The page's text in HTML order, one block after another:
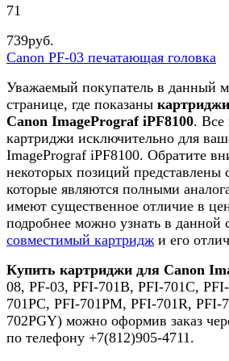
71
739руб.
Canon PF-03 печатающая головка
Уважаемый покупатель в данный
странице, где показаны
Canon ImagePrograf iPF8100. Все
картриджи исключительно для
ImagePrograf iPF8100. Обратите
некоторых позиций
которые являются полными
имеют существенное отличие в
подробнее можно узнать в данной
совместимый картридж и его
Купить картриджи для Canon
08, PF-03, PFI-701B, PFI-701C,
701PC, PFI-701PM, PFI-701R, PFI-
702PGY) можно оформив заказ
по телефону +7(812)905-4711.